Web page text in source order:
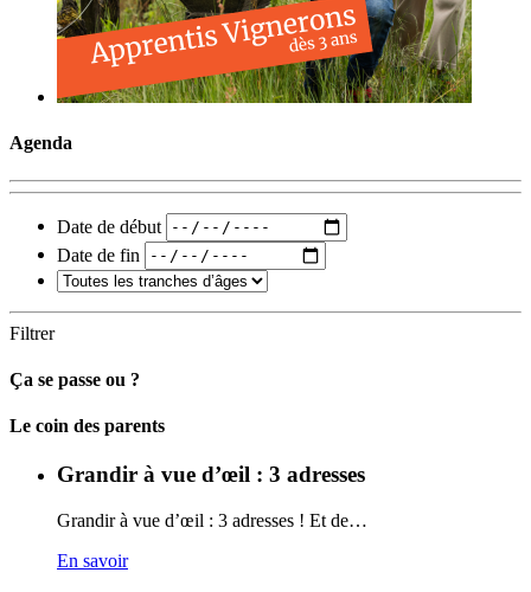
Agenda
Date de début
Date de fin
Filtrer
Ça se passe ou ?
Carto
Le coin des parents
Grandir à vue d’œil : 3 adresses
Grandir à vue d’œil : 3 adresses ! Et de…
En savoir